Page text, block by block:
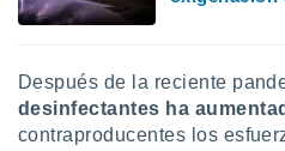
acceder a
web a
Después de la reciente
desinfectantes ha
contraproducentes los